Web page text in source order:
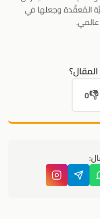
المُعقَّدة وجعلها في
👎
0